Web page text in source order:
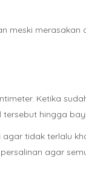
meski
Ketika
hingga
tidak terlalu
agar